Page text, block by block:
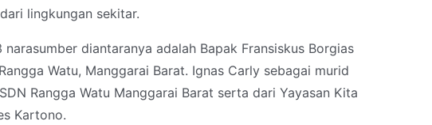
lingkungan sekitar.
diantaranya adalah Bapak Fransiskus Borgias
Watu, Manggarai Barat. Ignas Carly sebagai murid
Rangga Watu Manggarai Barat serta dari Yayasan Kita
Kartono.